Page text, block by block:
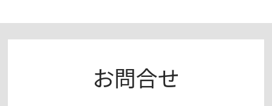
お問合せ